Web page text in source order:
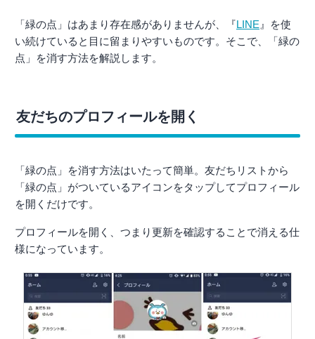
「緑の点」はあまり存在感がありませんが、『LINE 』を使
い続けていると目に留まりやすいものです。そこで、「緑の
点」を消す方法を解説します。
友だちのプロフィールを開く
「緑の点」を消す方法はいたって簡単。友だちリストから
「緑の点」がついているアイコンをタップしてプロフィール
を開くだけです。
プロフィールを開く、つまり更新を確認することで消える仕
様になっています。